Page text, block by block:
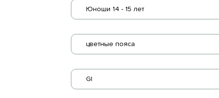
Юноши 14 - 15 лет
цветные пояса
GI